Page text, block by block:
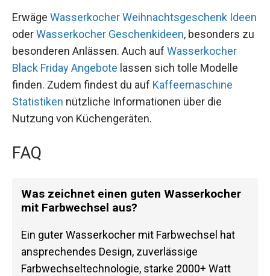
Erwäge Wasserkocher Weihnachtsgeschenk Ideen
oderWasserkocher Geschenkideen, besonders zu
besonderen Anlässen. Auch auf Wasserkocher
Black Friday Angebote lassen sich tolle Modelle
finden. Zudem findest du auf Kaffeemaschine
Statistiken nützliche Informationen über die
Nutzung von Küchengeräten.
FAQ
Was zeichnet einen guten Wasserkocher
mit Farbwechsel aus?
Ein guter Wasserkocher mit Farbwechsel hat
ansprechendes Design, zuverlässige
Farbwechseltechnologie, starke 2000+ Watt